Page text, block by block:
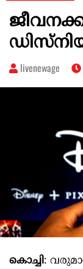
livenewage
കൊച്ചി: